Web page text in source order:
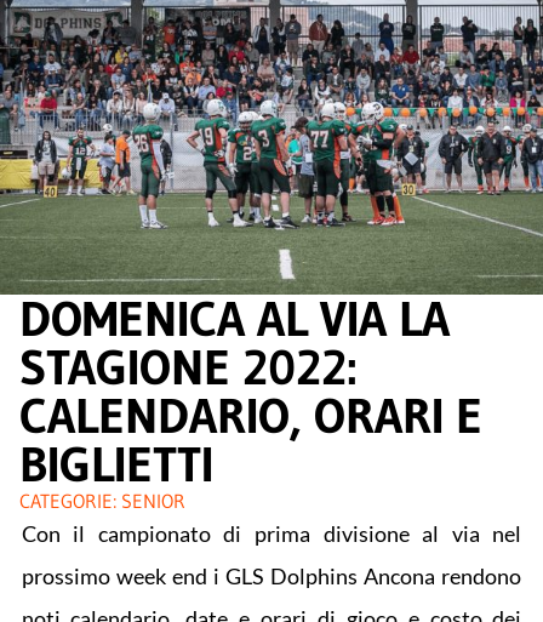
DOMENICA AL VIA LA
STAGIONE 2022:
CALENDARIO, ORARI E
BIGLIETTI
CATEGORIE: SENIOR
Con il campionato di prima divisione al via nel
prossimo week end i GLS Dolphins Ancona rendono